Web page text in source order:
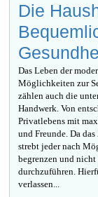
Die
Das Leben der
Möglichkeiten zur
zählen auch die
Handwerk. Von
Privatlebens mit
und Freunde. Da
strebt jeder nach
begrenzen und
durchzuführen.
verlassen...